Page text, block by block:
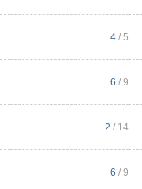
4 / 5
6 / 9
2 / 14
6 / 9